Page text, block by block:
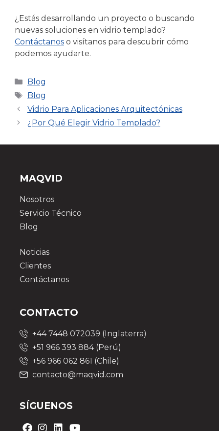
¿Estás desarrollando un proyecto o buscando
nuevas soluciones en vidrio templado?
Contáctanos o visítanos para descubrir cómo
podemos ayudarte.
Blog
Blog
Vidrio Para Aplicaciones Arquitectónicas
¿Por Qué Elegir Vidrio Templado?
MAQVID
Nosotros
Servicio Técnico
Blog
Noticias
Clientes
Contáctanos
CONTACTO
+44 7448 072039 (Inglaterra)
+51 966 393 884 (Perú)
+56 966 062 861 (Chile)
contacto@maqvid.com
SÍGUENOS